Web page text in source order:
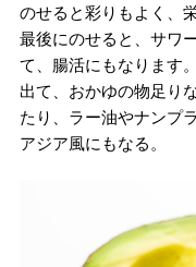
のせると彩りもよく、
最後にのせると、サワ
て、腸活にもなります
出て、おかゆの物足り
たり、ラー油やナンプ
アジア風にもなる。